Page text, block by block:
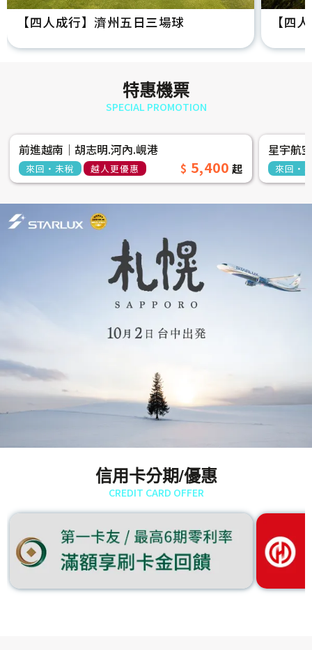
【四人成行】濟州五日三場球 【四
特惠機票
SPECIAL PROMOTION
前進越南│胡志明.河內.峴港
來回‧未稅 越人更優惠 5,400
星宇航
來回‧
信用卡分期/優惠
CREDIT CARD OFFER